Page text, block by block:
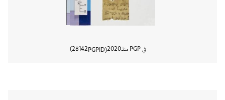
في PGP منذ 2020
PGPID
28142